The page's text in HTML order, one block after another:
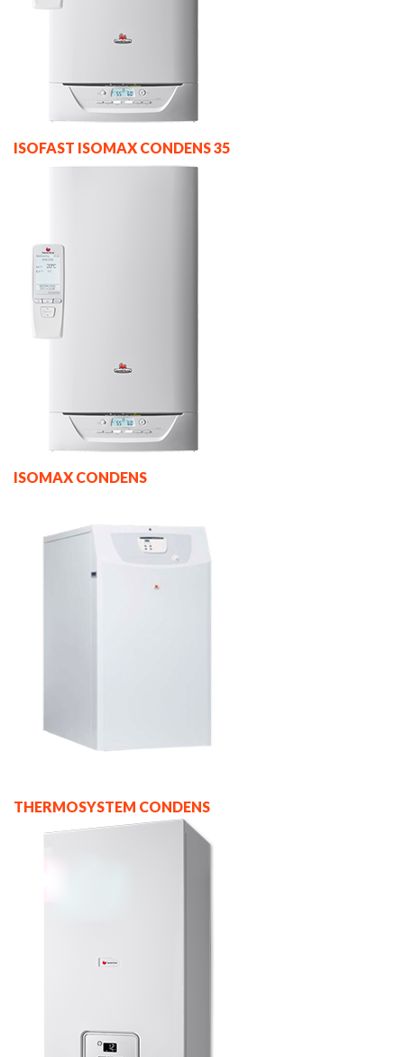
ISOFAST ISOMAX CONDENS 35
ISOMAX CONDENS
THERMOSYSTEM CONDENS